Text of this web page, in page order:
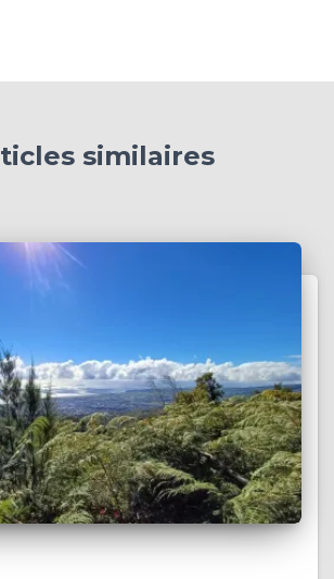
similaires